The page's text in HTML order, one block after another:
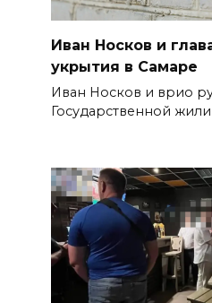
Иван Носков и
укрытия в Самаре
Иван Носков и врио
Государственной